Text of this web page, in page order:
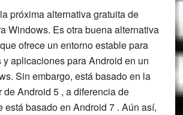
próxima alternativa gratuita de
Windows. Es otra buena alternativa
ofrece un entorno estable para
aplicaciones para Android en un
Sin embargo, está basado en la
de Android 5 , a diferencia de
está basado en Android 7 . Aún así,